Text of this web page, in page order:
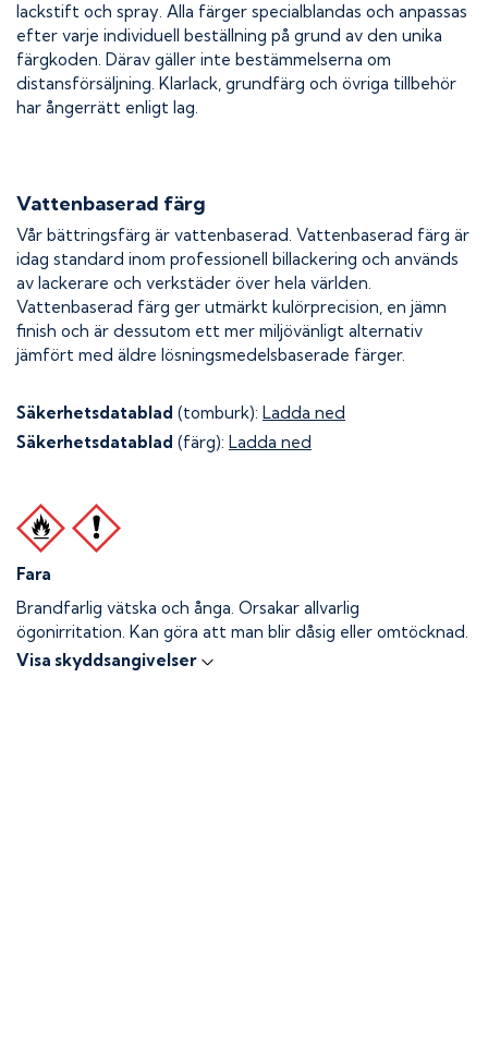
lackstift och spray. Alla färger specialblandas och anpassas
efter varje individuell beställning på grund av den unika
färgkoden. Därav gäller inte bestämmelserna om
distansförsäljning. Klarlack, grundfärg och övriga tillbehör
har ångerrätt enligt lag.
Vattenbaserad färg
Vår bättringsfärg är vattenbaserad. Vattenbaserad färg är
idag standard inom professionell billackering och används
av lackerare och verkstäder över hela världen.
Vattenbaserad färg ger utmärkt kulörprecision, en jämn
finish och är dessutom ett mer miljövänligt alternativ
jämfört med äldre lösningsmedelsbaserade färger.
Säkerhetsdatablad (tomburk): Ladda ned
Säkerhetsdatablad (färg): Ladda ned
Fara
Brandfarlig vätska och ånga. Orsakar allvarlig
ögonirritation. Kan göra att man blir dåsig eller omtöcknad.
Visa skyddsangivelser